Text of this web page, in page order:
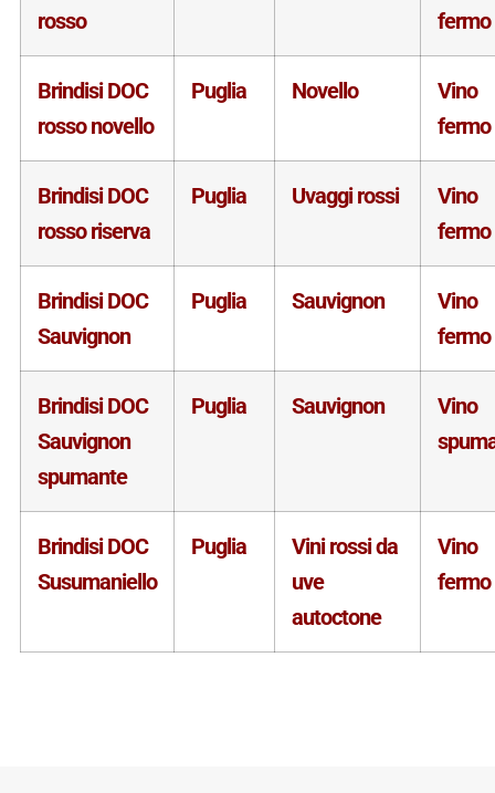
rosso
fermo
Brindisi DOC
rosso novello
Puglia Novello
Vino
fermo
Brindisi DOC
rosso riserva
Puglia Uvaggi rossi
Vino
fermo
Brindisi DOC
Sauvignon
Puglia Sauvignon
Vino
fermo
Brindisi DOC
Sauvignon
spumante
Puglia Sauvignon
Vino
Brindisi DOC
Susumaniello
Puglia
Vini rossi da
uve
autoctone
Vino
fermo